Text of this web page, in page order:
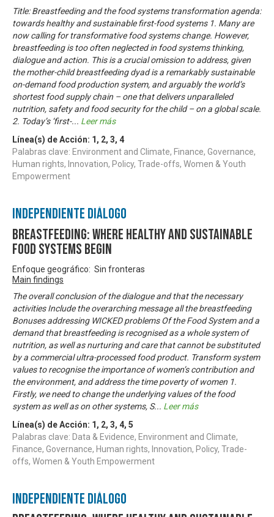
Title: Breastfeeding and the food systems transformation agenda:
towards healthy and sustainable first-food systems 1. Many are
now calling for transformative food systems change. However,
breastfeeding is too often neglected in food systems thinking,
dialogue and action. This is a crucial omission to address, given
the mother-child breastfeeding dyad is a remarkably sustainable
on-demand food production system, and arguably the world’s
shortest food supply chain – one that delivers unparalleled
nutrition, safety and food security for the child – on a global scale.
2. Today’s ‘first-... Leer más
Línea(s) de Acción: 1 , 2, 3, 4
Palabras clave: Environment and Climate, Finance, Governance,
Human rights, Innovation, Policy, Trade-offs, Women & Youth
Empowerment
Independiente Diálogo
Breastfeeding: where healthy and sustainable
food systems begin
Enfoque geográfico: Sin fronteras
Main findings
The overall conclusion of the dialogue and that the necessary
activities Include the overarching message all the breastfeeding
Bonuses addressing WICKED problems Of the Food System and a
demand that breastfeeding is recognised as a whole system of
nutrition, as well as nurturing and care that cannot be substituted
by a commercial ultra-processed food product. Transform system
values to recognise the importance of women’s contribution and
the environment, and address the time poverty of women 1.
Firstly, we need to change the underlying values of the food
system as well as on other systems, S... Leer más
Línea(s) de Acción: 1 , 2, 3, 4, 5
Palabras clave: Data & Evidence, Environment and Climate,
Finance, Governance, Human rights, Innovation, Policy, Trade-
offs, Women & Youth Empowerment
Independiente Diálogo